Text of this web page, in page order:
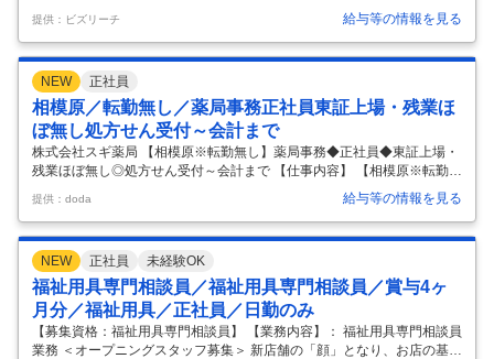
が異なる場合があります 【ポジションの目的】 当社グループ全体のデー
タドリブン経営を推進し、デジタルマーケティングによる売上向上、バ
ックオフィス業務の効率化によるコスト削減を実現することを目的とし
ます。これまで外部委託していたデータ活用業務を内製化・自動化し、
グループ全体のデータマネジメント体制を強化するとともに、AIを活用
した新たな価値創造にも貢献いただきます。 【業務内容】 当社グループ
全体のデータマネジメント全般を担当していただきます。 具体的には以
下の業…
提供：ビズリーチ 給与等の情報を見る
NEW 正社員
相模原／転勤無し／薬局事務正社員東証上場・残業ほ
ぼ無し処方せん受付～会計まで
株式会社スギ薬局 【相模原※転勤無し】薬局事務◆正社員◆東証上場・
残業ほぼ無し◎処方せん受付～会計まで 【仕事内容】 【相模原※転勤無
し】薬局事務◆正社員◆東証上場・残業ほぼ無し◎処方せん受付～会計
まで 【具体的な仕事内容】 【プラチナくるみん認定企業（連続取得）／
スギ薬局商品の社員割引あり産休・育休・短時間勤務制度など各種制度
や手当充実残業0時間想定でWLB4連休の取得も可能】 ◇東証プライム
上場のスギ薬局が展開する阪神調剤薬局にて、調剤薬局内での受付業
務・処方箋入力などの業務を行う薬局事務を募集します。 ■業務内容：
・受付業務（相談対応、不足薬対応、おくすり手帳紹介） ・薬局管理
（クリン
…
提供：doda 給与等の情報を見る
NEW 正社員 未経験OK
福祉用具専門相談員／福祉用具専門相談員／賞与4ヶ
月分／福祉用具／正社員／日勤のみ
【募集資格：福祉用具専門相談員】 【業務内容】： 福祉用具専門相談員
業務 ＜オープニングスタッフ募集＞ 新店舗の「顔」となり、お店の基盤